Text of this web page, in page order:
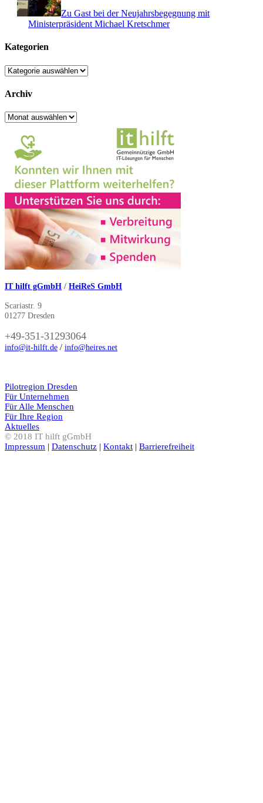
Zu Gast bei der Neujahrsbegegnung mit
Ministerpräsident Michael Kretschmer
Kategorien
Kategorien
Archiv
Archiv
IT hilft gGmbH / HeiReS GmbH
Scariastr. 9
01277 Dresden
+49-351-31293064
info@it-hilft.de / info@heires.net
Pilotregion Dresden
Für Unternehmen
Für Alle Menschen
Für Ihre Region
Aktuelles
© 2018 IT hilft gGmbH
Impressum | Datenschutz | Kontakt | Barrierefreiheit